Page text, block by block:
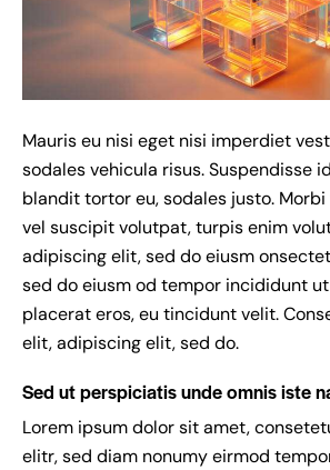
Mauris eu nisi eget nisi imperdiet
sodales vehicula risus. Suspendisse
blandit tortor eu, sodales justo.
vel suscipit volutpat, turpis enim
adipiscing elit, sed do eiusm
sed do eiusm od tempor incididunt
placerat eros, eu tincidunt velit.
elit, adipiscing elit, sed do.
Sed ut perspiciatis unde omnis iste
Lorem ipsum dolor sit amet,
elitr, sed diam nonumy eirmod